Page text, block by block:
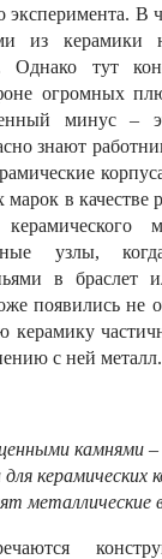
эксперимента. В
из керамики
Однако тут
огромных
минус –
знают
в качестве
узлы,
в браслет
появились не
с ней металл.
камнями
керамических
металлические